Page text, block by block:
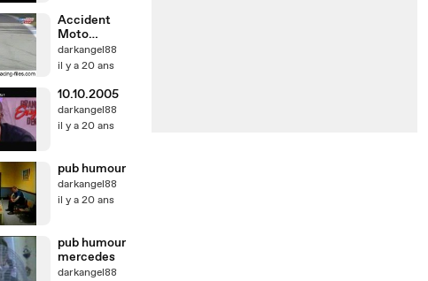
Accident
Moto
superbike
ZX7R
darkangel88
il y a 20 ans
10.10.2005
darkangel88
il y a 20 ans
pub humour
darkangel88
il y a 20 ans
pub humour
mercedes
darkangel88